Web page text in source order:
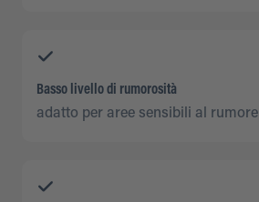
Basso livello di rumorosità
adatto per aree sensibili al rumore